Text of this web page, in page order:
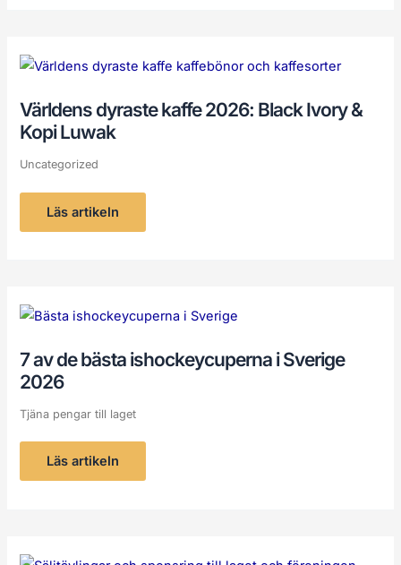
Världens dyraste kaffe 2026: Black Ivory &
Kopi Luwak
Uncategorized
Världens
dyraste
Black
Ivory
&
Luwak
Läs artikeln
7 av de bästa ishockeycuperna i Sverige
2026
Tjäna pengar till laget
7
av
ishockeycuperna
i
Sverige
Läs artikeln
Sponsring